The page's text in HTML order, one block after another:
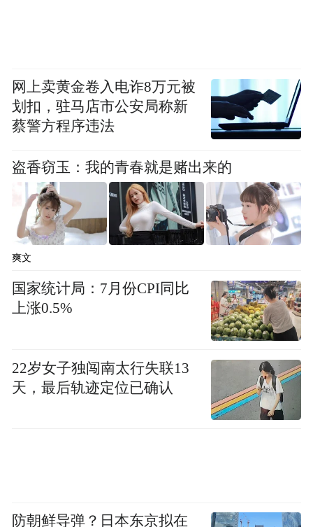
格陵兰人和丹麦人共同作出。
北约峰会期间，美国和伊朗再次相互攻击以
峰会原本的焦点之一，即欧洲展示在防务能
力上的提升。
在去年的北约峰会上，应特朗普的要求，盟
国同意最迟从2035年开始，每年将3.5%的
GDP用于传统国防支出。本周二，北约表
示，2026年欧洲和加拿大的核心国防开支增
此外，北约领导人7日还在土耳其公布了价值
数百亿美元的军购订单，涉及反无人机能力
建设、无人机采购等。这些军购计划包括丹
预警机等。英国也计划在峰会上公布一项军
网上卖黄金卷入电诈8万元被
划扣，驻马店市公安局称新
蔡警方程序违法
盗香窃玉：我的青春就是赌出来的
爽文
国家统计局：7月份CPI同比
上涨0.5%
22岁女子独闯南太行失联13
天，最后轨迹定位已确认
防朝鲜导弹？日本东京拟在